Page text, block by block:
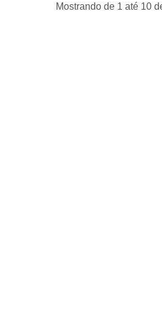
Mostrando de 1 até 10